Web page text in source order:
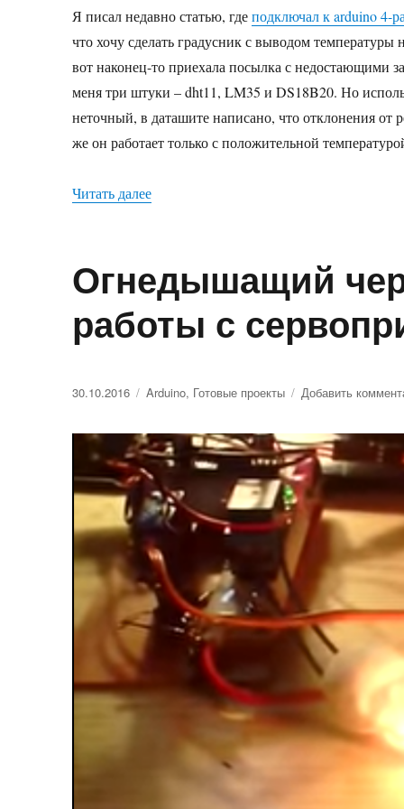
Я писал недавно статью, гдеподключал к arduino 4-
что хочу сделать градусник с выводом
вот наконец-то приехала посылка с недостающими
меня три штуки – dht11, LM35 и DS18B20. Но
неточный, в даташите написано, что отклонения от
же он работает только с положительной
Читать далее
Огнедышащий
работы с
Опубликовано
30.10.2016 Рубрики
Arduino, Готовые проекты Добавить